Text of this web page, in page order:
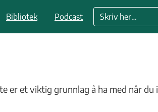
Bibliotek Podcast
er et viktig grunnlag å ha med når du i